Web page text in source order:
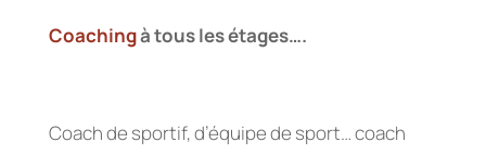
Coachingà tous les étages….
Coach de sportif, d’équipe de sport… coach